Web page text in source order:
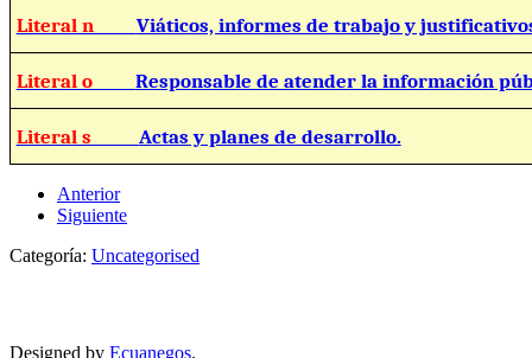
Literal n Viáticos, informes de trabajo y
Literal o Responsable de atender la información
Literal s Actas y planes de desarrollo.
Anterior
Siguiente
Categoría: Uncategorised
Designed by Ecuanegos.